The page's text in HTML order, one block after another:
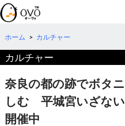
検
索
コ
テ
ツ
へ
移
動
ホーム > カルチャー
カルチャー
奈良の都の跡でボタ
しむ 平城宮いざな
開催中